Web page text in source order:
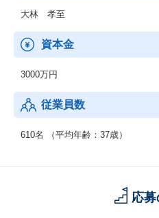
取り組んでいます。
日本通運(株)グループ各社からの
行っています。
大林 孝至
資本金
3000万円
従業員数
610名 （平均年齢：37歳）
応